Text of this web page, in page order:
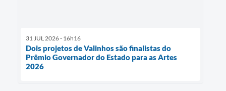
31 JUL 2026 - 16h16
Dois projetos de Valinhos são finalistas do
Prêmio Governador do Estado para as Artes
2026